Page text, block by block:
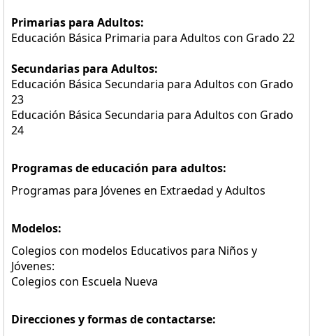
Primarias para Adultos:
Educación Básica Primaria para Adultos con Grado 22
Secundarias para Adultos:
Educación Básica Secundaria para Adultos con Grado
23
Educación Básica Secundaria para Adultos con Grado
24
Programas de educación para adultos:
Programas para Jóvenes en Extraedad y Adultos
Modelos:
Colegios con modelos Educativos para Niños y
Jóvenes:
Colegios con Escuela Nueva
Direcciones y formas de contactarse: